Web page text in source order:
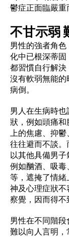
鬱症正面臨嚴重
不甘示弱
男性的強者角
化中已根深蒂固
都習慣自行解決
沒有軟弱無能的
病倒。
男人在生病時
狀，例如頭痛
上的焦慮、抑
往往避而不談
以其他具備男子
例如酗酒、吸毒
等，遮掩了情
神及心理症狀
察覺，因而得不
男性在不同階
難以向人言明，